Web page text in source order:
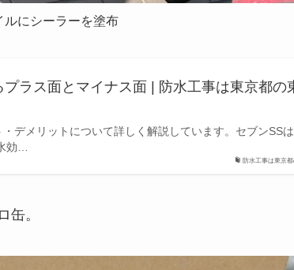
ルにシーラーを塗布
防水工事は東京
ラス面とマイナス面 | 防水工事は東京都の
デメリットについて詳しく解説しています。セブンSS
効…
缶。